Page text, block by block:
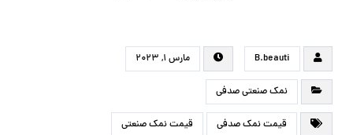
B.beauti مارس ۱, ۲۰۲۳
نمک صنعتی صدفی
قیمت نمک صدفی قیمت نمک صنعتی